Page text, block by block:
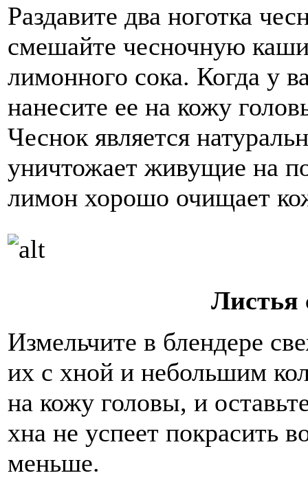
Раздавите два ноготка
смешайте чесночную
лимонного сока. Когда у
нанесите ее на кожу
Чеснок является
уничтожает живущие на
лимон хорошо очищает
Листья
Измельчите в блендере
их с хной и небольшим
на кожу головы, и
хна не успеет покрасить
меньше.